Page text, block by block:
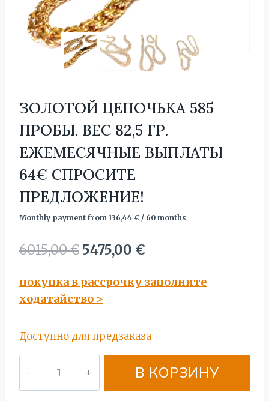
ЗОЛОТОЙ ЦЕПОЧЬКА 585
ПРОБЫ. BЕС 82,5 ГР.
ЕЖЕМЕСЯЧНЫЕ ВЫПЛАТЫ
64€ СПРОСИТЕ
ПРЕДЛОЖЕНИЕ!
Monthly payment from 136,44 € / 60 months
6015,00€ Первоначальная
составляла
5475,00 €
5475,00 €.
покупка в рассрочку заполните
ходатайство >
Доступно для предзаказа
товара
В КОРЗИНУ